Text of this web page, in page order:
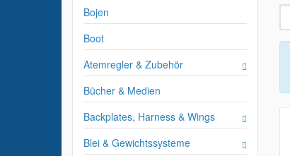
Bojen
Boot
Atemregler & Zubehör
Bücher & Medien
Backplates, Harness & Wings
Blei & Gewichtssysteme